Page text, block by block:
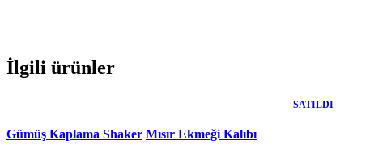
İlgili ürünler
Gümüş Kaplama Shaker Mısır Ekmeği Kalıbı
SATILDI